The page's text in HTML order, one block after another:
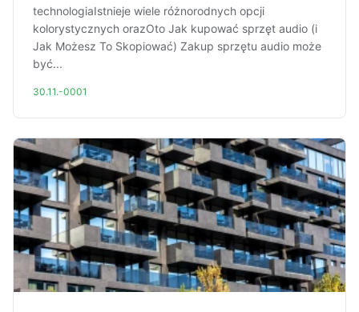
technologiaIstnieje wiele różnorodnych opcji
kolorystycznych orazOto Jak kupować sprzęt audio (i
Jak Możesz To Skopiować) Zakup sprzętu audio może
być...
30.11.-0001